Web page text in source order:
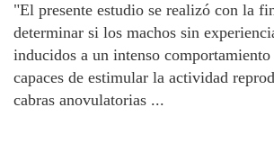
"El presente estudio se realizó con la
determinar si los machos sin
inducidos a un intenso comportamiento
capaces de estimular la actividad
cabras anovulatorias ...